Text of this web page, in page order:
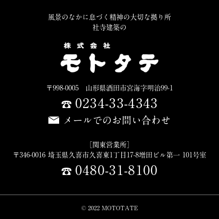
風景のなかに息づく精神の大切な拠り所
社寺建築の
〒998-0005 山形県酒田市宮海字明治99-1
0234-33-4343
メールでのお問い合わせ
［関東営業所］
〒346-0016 埼玉県久喜市久喜東1丁目17-8増田ビル第一 101号室
0480-31-8100
© 2022 MOTOTATE